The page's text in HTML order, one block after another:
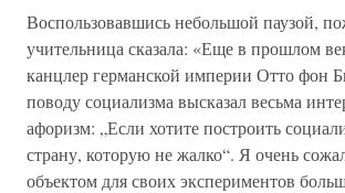
Воспользовавшись небольшой паузой,
учительница сказала: «Еще в прошлом
канцлер германской империи Отто фон
поводу социализма высказал весьма
афоризм: „Если хотите построить
страну, которую не жалко“. Я очень
объектом для своих экспериментов